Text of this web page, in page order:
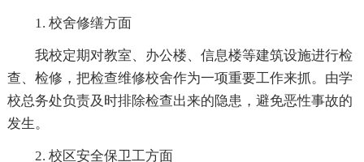
1. 校舍修缮方面
我校定期对教室、办公楼、信息楼等建筑设施进行检
查、检修，把检查维修校舍作为一项重要工作来抓。由学
校总务处负责及时排除检查出来的隐患，避免恶性事故的
发生。
2. 校区安全保卫工方面